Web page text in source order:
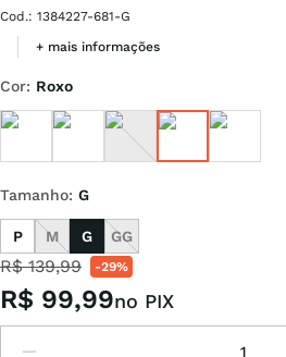
Cod.: 1384227-681-G
+ mais informações
Cor: Roxo
Tamanho: G
P M G GG
R$ 139,99 -29%
R$ 99,99no PIX